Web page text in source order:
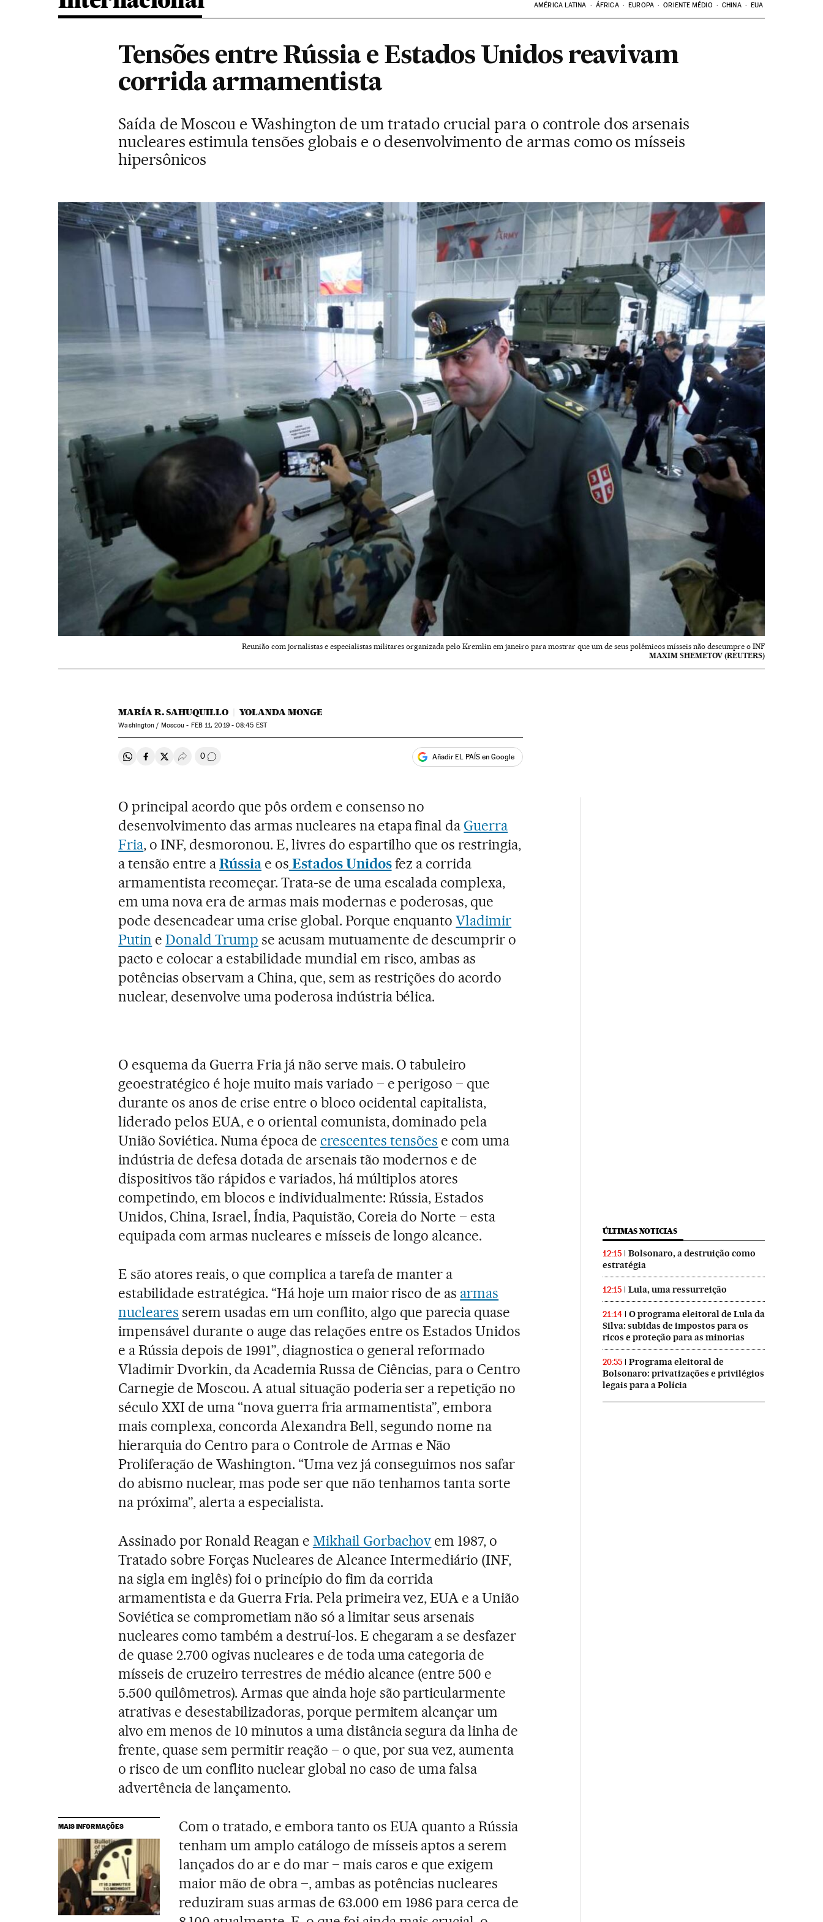
AMÉRICA LATINA ÁFRICA EUROPA ORIENTE MÉDIO CHINA EUA
Tensões entre Rússia e Estados Unidos reavivam
corrida armamentista
Saída de Moscou e Washington de um tratado crucial para o controle dos arsenais
nucleares estimula tensões globais e o desenvolvimento de armas como os mísseis
hipersônicos
Reunião com jornalistas e especialistas militares organizada pelo Kremlin em janeiro para mostrar que um de seus polêmicos mísseis não descumpre o INF
MAXIM SHEMETOV (REUTERS)
MARÍA R. SAHUQUILLO YOLANDA MONGE
Washington / Moscou - FEB11, 2019 - 08:45 EST
Compartir en Whatsapp
Compartir en Facebook
Compartir en Twitter
Desplegar Redes Sociales
0 Comentários Añadir EL PAÍS en Google
O principal acordo que pôs ordem e consenso no
desenvolvimento das armas nucleares na etapa final da Guerra
Fria, o INF, desmoronou. E, livres do espartilho que os restringia,
a tensão entre aRússiae os Estados Unidosfez a corrida
armamentista recomeçar. Trata-se de uma escalada complexa,
em uma nova era de armas mais modernas e poderosas, que
pode desencadear uma crise global. Porque enquantoVladimir
Putin eDonald Trump se acusam mutuamente de descumprir o
pacto e colocar a estabilidade mundial em risco, ambas as
potências observam a China, que, sem as restrições do acordo
nuclear, desenvolve uma poderosa indústria bélica.
O esquema da Guerra Fria já não serve mais. O tabuleiro
geoestratégico é hoje muito mais variado – e perigoso – que
durante os anos de crise entre o bloco ocidental capitalista,
liderado pelos EUA, e o oriental comunista, dominado pela
União Soviética. Numa época de crescentes tensões e com uma
indústria de defesa dotada de arsenais tão modernos e de
dispositivos tão rápidos e variados, há múltiplos atores
competindo, em blocos e individualmente: Rússia, Estados
Unidos, China, Israel, Índia, Paquistão, Coreia do Norte – esta
equipada com armas nucleares e mísseis de longo alcance.
E são atores reais, o que complica a tarefa de manter a
estabilidade estratégica. “Há hoje um maior risco de as armas
nucleares serem usadas em um conflito, algo que parecia quase
impensável durante o auge das relações entre os Estados Unidos
e a Rússia depois de 1991”, diagnostica o general reformado
Vladimir Dvorkin, da Academia Russa de Ciências, para o Centro
Carnegie de Moscou. A atual situação poderia ser a repetição no
século XXI de uma “nova guerra fria armamentista”, embora
mais complexa, concorda Alexandra Bell, segundo nome na
hierarquia do Centro para o Controle de Armas e Não
Proliferação de Washington. “Uma vez já conseguimos nos safar
do abismo nuclear, mas pode ser que não tenhamos tanta sorte
na próxima”, alerta a especialista.
Assinado por Ronald Reagan e Mikhail Gorbachov em 1987, o
Tratado sobre Forças Nucleares de Alcance Intermediário (INF,
na sigla em inglês) foi o princípio do fim da corrida
armamentista e da Guerra Fria. Pela primeira vez, EUA e a União
Soviética se comprometiam não só a limitar seus arsenais
nucleares como também a destruí-los. E chegaram a se desfazer
de quase 2.700 ogivas nucleares e de toda uma categoria de
mísseis de cruzeiro terrestres de médio alcance (entre 500 e
5.500 quilômetros). Armas que ainda hoje são particularmente
atrativas e desestabilizadoras, porque permitem alcançar um
alvo em menos de 10 minutos a uma distância segura da linha de
frente, quase sem permitir reação – o que, por sua vez, aumenta
o risco de um conflito nuclear global no caso de uma falsa
advertência de lançamento.
MAIS INFORMAÇÕES
Com o tratado, e embora tanto os EUA quanto a Rússia
tenham um amplo catálogo de mísseis aptos a serem
lançados do ar e do mar – mais caros e que exigem
maior mão de obra –, ambas as potências nucleares
reduziram suas armas de 63.000 em 1986 para cerca de
ÚLTIMAS NOTICIAS
12:15
Bolsonaro, a destruição como
estratégia
12:15 Lula, uma ressurreição
21:14
O programa eleitoral de Lula da
Silva: subidas de impostos para os
ricos e proteção para as minorias
20:55
Programa eleitoral de
Bolsonaro: privatizações e privilégios
legais para a Polícia